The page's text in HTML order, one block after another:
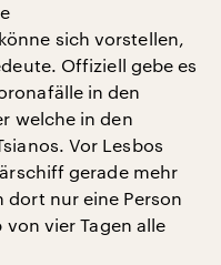
sich vorstellen,
Offiziell gebe es
in den
welche in den
Vor Lesbos
gerade mehr
dort nur eine Person
vier Tagen alle